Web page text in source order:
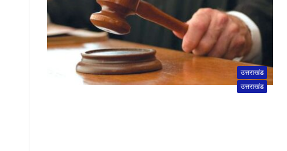
उत्तराखंड
उत्तराखंड